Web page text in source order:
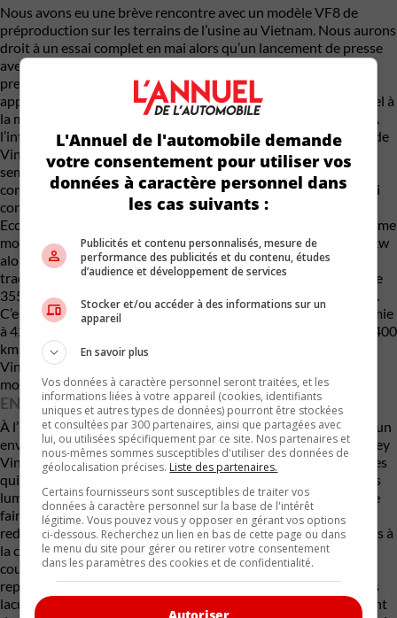
Nous avons eu une brève rencontre avec un modèle VF8 de
préproduction sur les terrains de l’usine au Vietnam. Nous aurons
droit à un essai complet en mai alors qu’un lancement de presse
avec des modèles de production aura lieu à New York. Notre
premier contact de quelques minutes laisse percevoir la même
approche rigoureuse que pour la fabrication. Vinfast a fait appel à
la maison Pininfarina pour le design du modèle qui est réussi. À
l’intérieur on reconnaît l’influence de BMW qui est partenaire de
Vinfast pour ces modèles à essence. La présentation est très
semblable à celle d’une Série 3 ou cinq dans la disposition des
commandes et la présentation générale de l’habitacle. En ce qui
concerne la puissance, le modèle VF8 viendra en deux versions
Eco et Plus. Les deux modèles offrent 4 roues motrices et le même
moteur de 82 kWh. Le modèle Eco offre deux moteurs de 130 kw
alors que le plus vient avec deux moteurs de 150 kw. Cela se
traduit par une puissance de 358 à 402 chevaux et un couple de
355 à 468 lb-pi. Le 0-100 km/h se fait entre 5,5 et 5,9 secondes.
C’est la version Eco qui est annoncée avec la meilleure autonomie
à 420 km alors que la version plus n’est pas très loin derrière à 400
km. Des chiffres qui sont compétitifs dans le marché actuel.
Vinfast aura une plus grosse batterie de 100 kWh dans son
modèle VF9 (87 kWh utilisables).
ENVIRONNEMENT GOOGLE
À l’instar de Mercedes-Benz ou de Toyota, Vinfast a opté pour un
environnement Google dans son VF8. En disant simplement Hey
Vinfast, vous accéder à un grand nombre de commandes vocales
qui vous permet de réserver une chambre d’hôtel, d’allumer vos
lumières à la maison de changer de station de radio et même de
faire de magasinage en ligne. Pour ce qui est de l’espace, rien à
redire. Vous avez aussi droit à toute la suite habituelle des aides à
la conduite électronique, Apple CarPlay et Android Auto et 11
coussins gonflables. Un modèle de préproduction n’est pas
représentatif d’un modèle complètement développé. Certaines
lacunes comme des commandes et des boutons qui vous restent
L'Annuel de l'automobile demande
votre consentement pour utiliser vos
données à caractère personnel dans
les cas suivants :
Publicités et contenu personnalisés, mesure de
performance des publicités et du contenu, études
d’audience et développement de services
Stocker et/ou accéder à des informations sur un
appareil
En savoir plus
Vos données à caractère personnel seront traitées, et les
informations liées à votre appareil (cookies, identifiants
uniques et autres types de données) pourront être stockées
et consultées par 300 partenaires, ainsi que partagées avec
lui, ou utilisées spécifiquement par ce site. Nos partenaires et
nous-mêmes sommes susceptibles d'utiliser des données de
géolocalisation précises. Liste des partenaires.
Certains fournisseurs sont susceptibles de traiter vos
données à caractère personnel sur la base de l'intérêt
légitime. Vous pouvez vous y opposer en gérant vos options
ci-dessous. Recherchez un lien en bas de cette page ou dans
le menu du site pour gérer ou retirer votre consentement
dans les paramètres des cookies et de confidentialité.